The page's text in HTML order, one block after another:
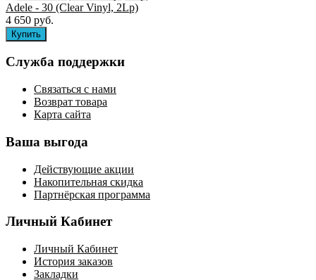
Adele - 30 (Clear Vinyl, 2Lp)
4 650 руб.
Служба поддержки
Связаться с нами
Возврат товара
Карта сайта
Ваша выгода
Действующие акции
Накопительная скидка
Партнёрская программа
Личный Кабинет
Личный Кабинет
История заказов
Закладки